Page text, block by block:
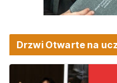
Drzwi Otwarte na